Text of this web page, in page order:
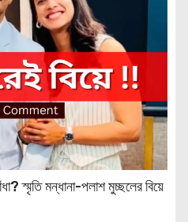
স্মৃতি মন্ধানা-পলাশ মুচ্ছলের বিয়ে